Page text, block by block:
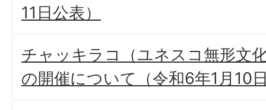
11日公表）
チャッキラコ（ユネスコ無形文
の開催について（令和6年1月10